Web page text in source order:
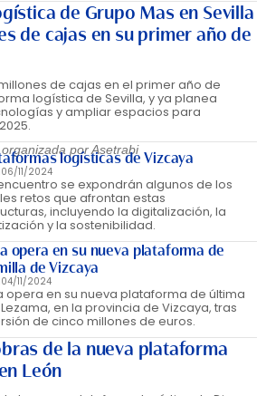
de Grupo Mas en Sevilla
de cajas en su primer año de
de cajas en el primer año de
logística de Sevilla, y ya planea
y ampliar espacios para
por Asetrabi
logísticas de Vizcaya
06/11/2024
se expondrán algunos de los
retos que afrontan estas
incluyendo la digitalización, la
y la sostenibilidad.
opera en su nueva plataforma de
de Vizcaya
04/11/2024
opera en su nueva plataforma de última
en la provincia de Vizcaya, tras
de cinco millones de euros.
de la nueva plataforma
León